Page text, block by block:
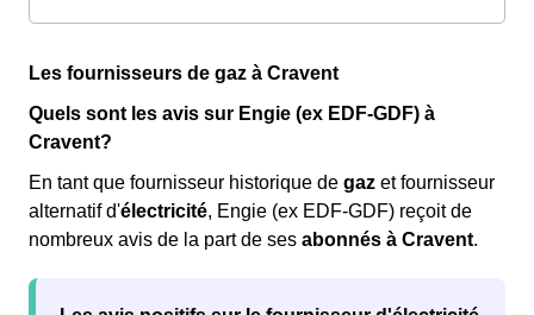
Les fournisseurs de gaz à Cravent
Quels sont les avis sur Engie (ex EDF-GDF) à
Cravent?
En tant que fournisseur historique de gaz et fournisseur
alternatif d'électricité, Engie (ex EDF-GDF) reçoit de
nombreux avis de la part de ses abonnés à Cravent.